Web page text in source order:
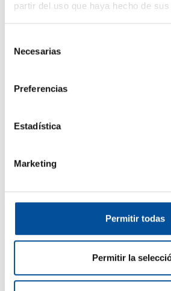
partir del uso que haya hecho de
Necesarias
Preferencias
Estadística
Marketing
Permitir todas
Permitir la
Sun&Blue
El congreso